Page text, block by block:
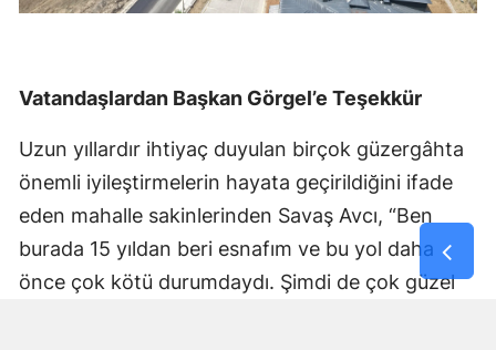
Vatandaşlardan Başkan Görgel’e Teşekkür
Uzun yıllardır ihtiyaç duyulan birçok güzergâhta
önemli iyileştirmelerin hayata geçirildiğini ifade
eden mahalle sakinlerinden Savaş Avcı, “Ben
burada 15 yıldan beri esnafım ve bu yol daha
önce çok kötü durumdaydı. Şimdi de çok güzel